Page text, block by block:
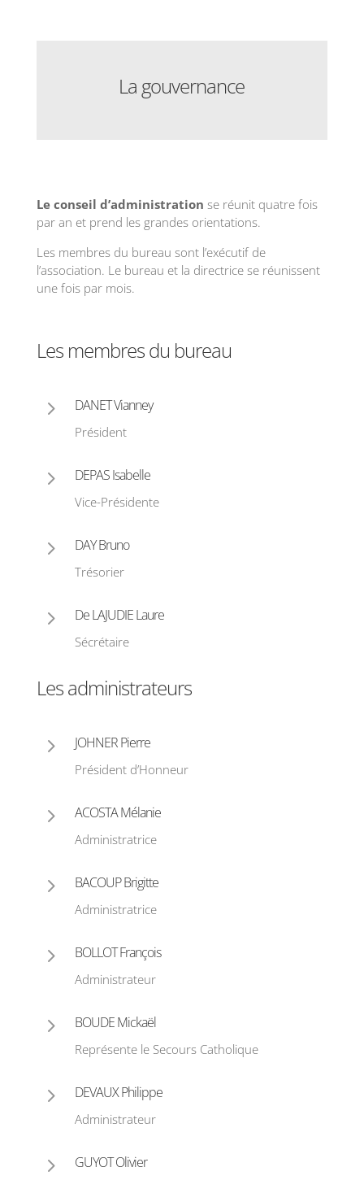
La gouvernance
Le conseil d’administration se réunit quatre fois
par an et prend les grandes orientations.
Les membres du bureau sont l’exécutif de
l’association. Le bureau et la directrice se réunissent
une fois par mois.
Les membres du bureau
5 DANET Vianney
Président
5 DEPAS Isabelle
Vice-Présidente
5 DAY Bruno
Trésorier
5 De LAJUDIE Laure
Sécrétaire
Les administrateurs
5 JOHNER Pierre
Président d’Honneur
5 ACOSTA Mélanie
Administratrice
5 BACOUP Brigitte
Administratrice
5 BOLLOT François
Administrateur
5 BOUDE Mickaël
Représente le Secours Catholique
5 DEVAUX Philippe
Administrateur
5 GUYOT Olivier